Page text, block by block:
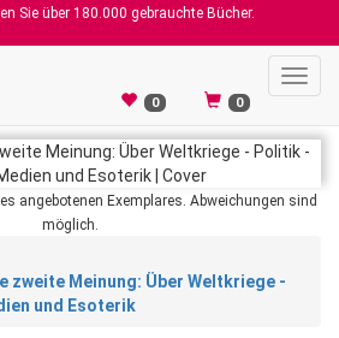
Sie über 180.000 gebrauchte Bücher.
0 0
angebotenen Exemplares. Abweichungen sind
möglich.
zweite Meinung: Über Weltkriege -
und Esoterik